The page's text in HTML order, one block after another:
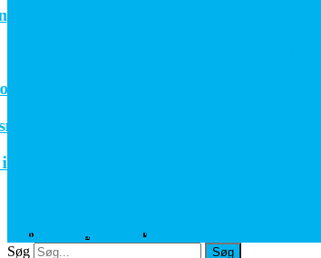
trykreduktionsventiler
Facebook Twitter
Altomteknik.dk – Teknisk set bedre
Søg
Søg